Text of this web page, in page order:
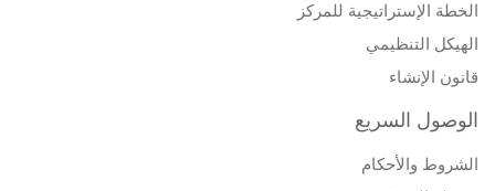
الخطة الإستراتيجية للمركز
الهيكل التنظيمي
قانون الإنشاء
الوصول السريع
الشروط والأحكام